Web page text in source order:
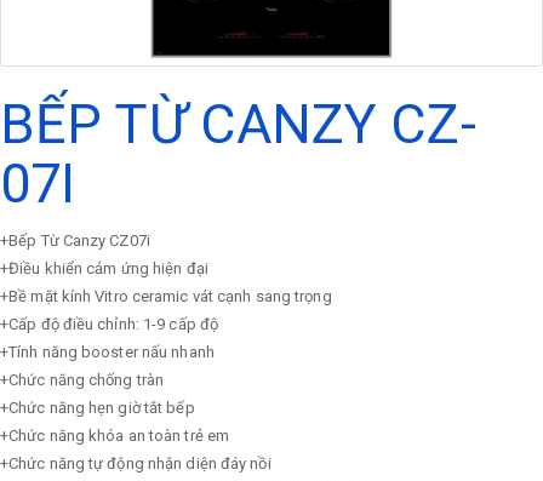
BẾP TỪ CANZY CZ-
07I
+Bếp Từ Canzy CZ07i
+Điều khiển cảm ứng hiện đại
+Bề mặt kính Vitro ceramic vát cạnh sang trọng
+Cấp độ điều chỉnh: 1-9 cấp độ
+Tính năng booster nấu nhanh
+Chức năng chống tràn
+Chức năng hẹn giờ tắt bếp
+Chức năng khóa an toàn trẻ em
+Chức năng tự động nhận diện đáy nồi